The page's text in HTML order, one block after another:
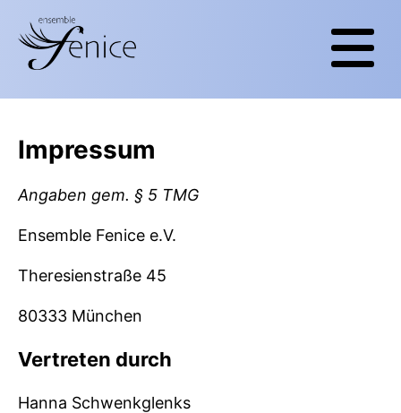
Impressum
Angaben gem. § 5 TMG
Ensemble Fenice e.V.
Theresienstraße 45
80333 München
Vertreten durch
Hanna Schwenkglenks